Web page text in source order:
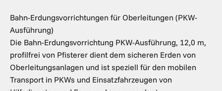
Bahn-Erdungsvorrichtungen für Oberleitungen (PKW-
Ausführung)
Die Bahn-Erdungsvorrichtung PKW-Ausführung, 12,0 m,
profilfrei von Pfisterer dient dem sicheren Erden von
Oberleitungsanlagen und ist speziell für den mobilen
Transport in PKWs und Einsatzfahrzeugen von